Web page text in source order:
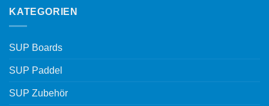
KATEGORIEN
SUP Boards
SUP Paddel
SUP Zubehör